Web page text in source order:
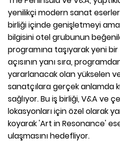
yenilikçi modern sanat
birliği içinde genişletmeyi
bilgisini otel grubunun
programına taşıyarak yeni
açısının yanı sıra,
yararlanacak olan yükselen
sanatçılara gerçek anlamda
sağlıyor. Bu iş birliği, V&A ve
lokasyonları için özel olarak
koyarak 'Art in Resonance'
ulaşmasını hedefliyor.